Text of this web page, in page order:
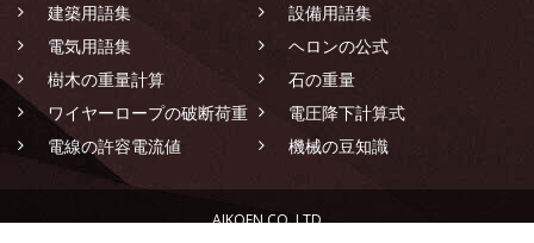
建築用語集
設備用語集
電気用語集
ヘロンの公式
樹木の重量計算
石の重量
ワイヤーロープの破断荷重
電圧降下計算式
電線の許容電流値
機械の豆知識
AIKOEN CO.,LTD